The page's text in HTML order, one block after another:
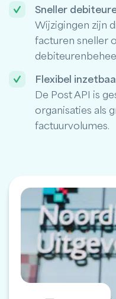
Sneller
Wijzigingen zijn
facturen sneller
Flexibel
De Post API is
organisaties als
factuurvolumes.